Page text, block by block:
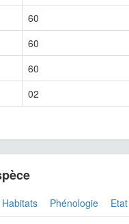
60
60
60
02
Habitats Phénologie